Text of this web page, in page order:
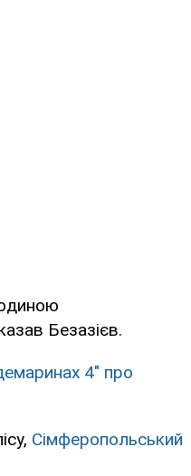
Безазієв.
4" про
Сімферопольський